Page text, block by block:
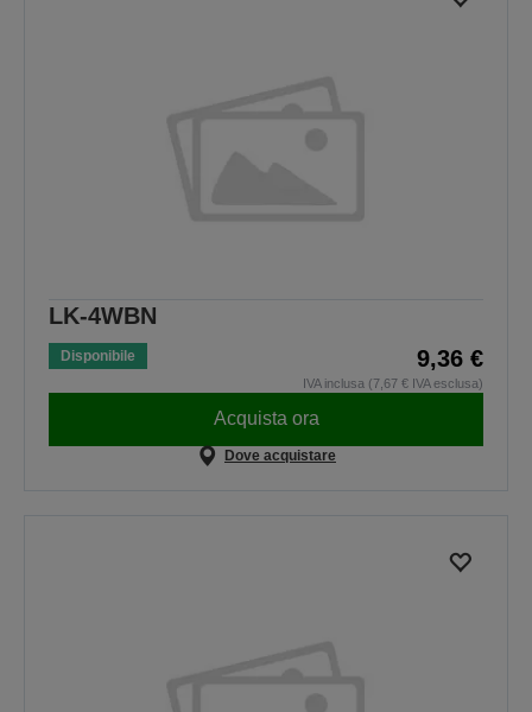
LK-4WBN
Disponibile 9,36 €
IVA inclusa (7,67 € IVA esclusa)
Acquista ora
Dove acquistare